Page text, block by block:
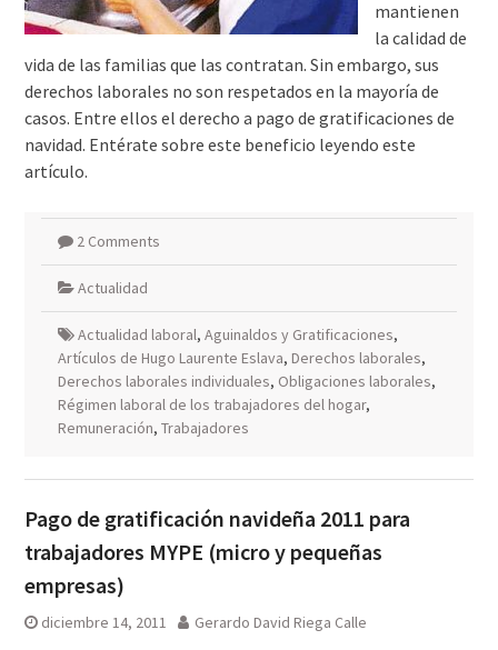
mantienen
la calidad de
vida de las familias que las contratan. Sin embargo, sus
derechos laborales no son respetados en la mayoría de
casos. Entre ellos el derecho a pago de gratificaciones de
navidad. Entérate sobre este beneficio leyendo este
artículo.
2 Comments
Actualidad
Actualidad laboral, Aguinaldos y Gratificaciones,
Artículos de Hugo Laurente Eslava, Derechos laborales,
Derechos laborales individuales, Obligaciones laborales,
Régimen laboral de los trabajadores del hogar,
Remuneración, Trabajadores
Pago de gratificación navideña 2011 para
trabajadores MYPE (micro y pequeñas
empresas)
diciembre 14, 2011 Gerardo David Riega Calle